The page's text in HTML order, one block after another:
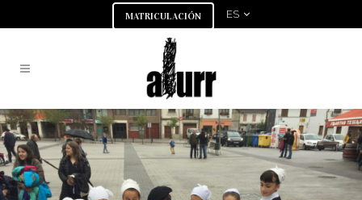
MATRICULACIÓN ES